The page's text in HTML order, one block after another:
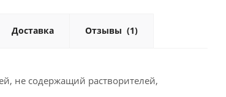
Доставка Отзывы (1)
не содержащий растворителей,